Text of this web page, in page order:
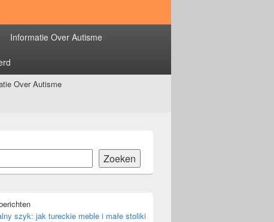
Informatie Over Autisme
Over Autisme
Zoeken
szyk: jak tureckie meble i małe stoliki